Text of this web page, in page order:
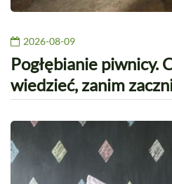
2026-08-09
Pogłębianie piwnicy.
wiedzieć, zanim